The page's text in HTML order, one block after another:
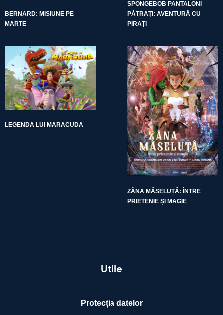
BERNARD: MISIUNE PE
MARTE
SPONGEBOB PANTALONI
PĂTRAȚI: AVENTURĂ CU
PIRAȚI
LEGENDA LUI MARACUDA
ZÂNA MĂSELUȚĂ: ÎNTRE
PRIETENIE ȘI MAGIE
Utile
Protecția datelor